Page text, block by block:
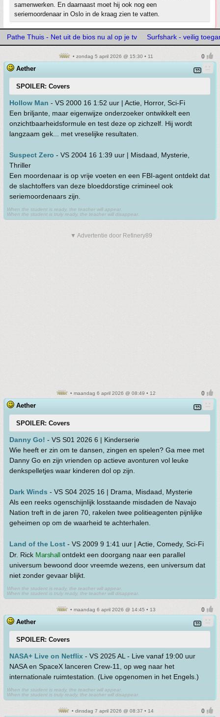
samenwerken. En daarnaast moet hij ook nog een
seriemoordenaar in Oslo in de kraag zien te vatten.
Pathe Thuis - Net uit de bios nu al op je tv Surfshark - veilig
• zondag 5 april 2026 @ 15:30 • 11
Aether
SPOILER: Covers
Hollow Man - VS 2000 16 1:52 uur | Actie, Horror, Sci-Fi
Een briljante, maar eigenwijze onderzoeker ontwikkelt een
onzichtbaarheidsformule en test deze op zichzelf. Hij wordt
langzaam gek... met vreselijke resultaten.
Suspect Zero - VS 2004 16 1:39 uur | Misdaad, Mysterie,
Thriller
Een moordenaar is op vrije voeten en een FBI-agent ontdekt dat
de slachtoffers van deze bloeddorstige crimineel ook
seriemoordenaars zijn.
When the student is ready, the teacher will appear.
When the student is truly ready, the teacher will disappear.
▼ Advertentie door Refinery89
• maandag 6 april 2026 @ 08:49 • 12
Aether
SPOILER: Covers
Danny Go! - VS S01 2026 6 | Kinderserie
Wie heeft er zin om te dansen, zingen en spelen? Ga mee met
Danny Go en zijn vrienden op actieve avonturen vol leuke
denkspelletjes waar kinderen dol op zijn.
Dark Winds - VS S04 2025 16 | Drama, Misdaad, Mysterie
Als een reeks ogenschijnlijk losstaande misdaden de Navajo
Nation treft in de jaren 70, rakelen twee politieagenten pijnlijke
geheimen op om de waarheid te achterhalen.
Land of the Lost - VS 2009 9 1:41 uur | Actie, Comedy, Sci-Fi
Dr. Rick Marshallontdekt een doorgang naar een parallel
universum bewoond door vreemde wezens, een universum dat
niet zonder gevaar blijkt.
When the student is ready, the teacher will appear.
When the student is truly ready, the teacher will disappear.
• maandag 6 april 2026 @ 14:45 • 13
Aether
SPOILER: Covers
NASA+ Live on Netflix - VS 2025 AL - Live vanaf 19:00 uur
NASA en SpaceX lanceren Crew-11, op weg naar het
internationale ruimtestation. (Live opgenomen in het Engels.)
When the student is ready, the teacher will appear.
When the student is truly ready, the teacher will disappear.
• dinsdag 7 april 2026 @ 08:37 • 14